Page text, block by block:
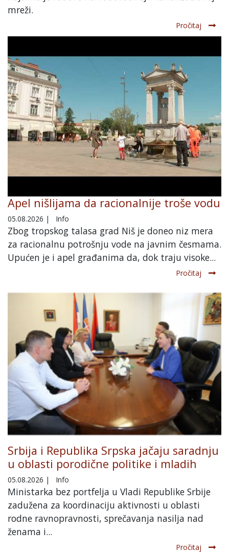
mreži.
Pročitaj
Apel nišlijama da racionalnije troše vodu
05.08.2026 | Info
Zbog tropskog talasa grad Niš je doneo niz mera
za racionalnu potrošnju vode na javnim česmama.
Upućen je i apel građanima da, dok traju visoke...
Pročitaj
Srbija i Republika Srpska jačaju saradnju
u oblasti porodične politike i mladih
05.08.2026 | Info
Ministarka bez portfelja u Vladi Republike Srbije
zadužena za koordinaciju aktivnosti u oblasti
rodne ravnopravnosti, sprečavanja nasilja nad
ženama i...
Pročitaj